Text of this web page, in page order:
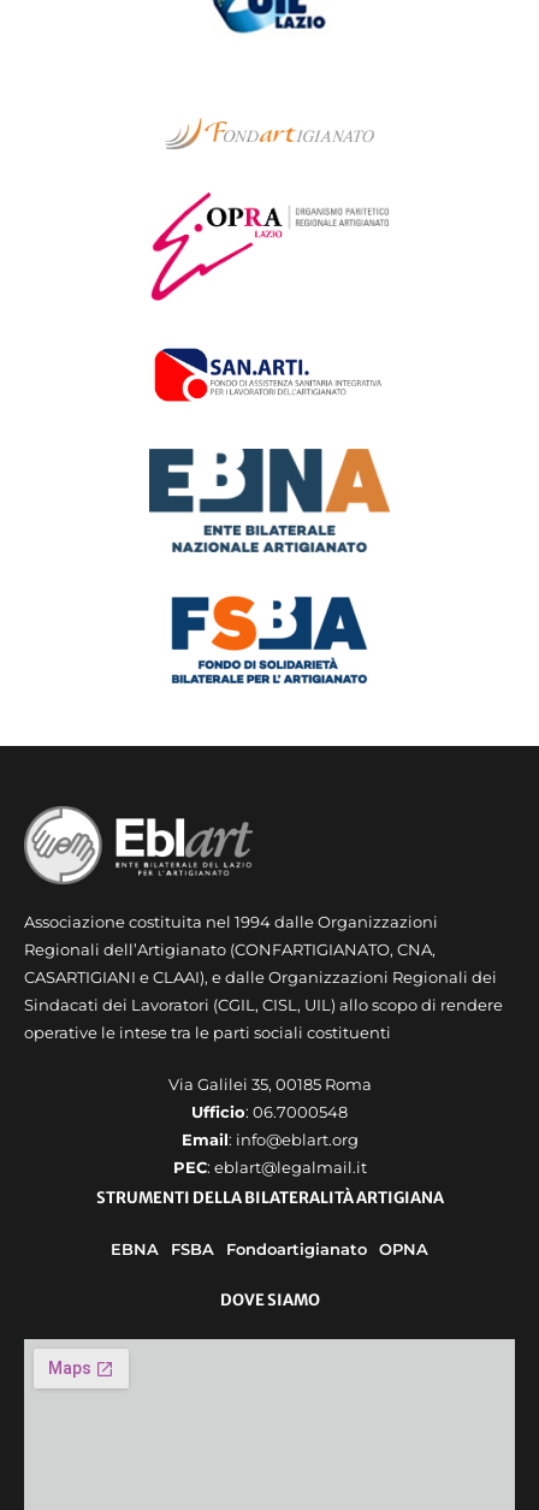
Associazione costituita nel 1994 dalle Organizzazioni
Regionali dell’Artigianato (CONFARTIGIANATO, CNA,
CASARTIGIANI e CLAAI), e dalle Organizzazioni Regionali dei
Sindacati dei Lavoratori (CGIL, CISL, UIL) allo scopo di rendere
operative le intese tra le parti sociali costituenti
Via Galilei 35, 00185 Roma
Ufficio: 06.7000548
Email: info@eblart.org
PEC: eblart@legalmail.it
STRUMENTI DELLA BILATERALITÀ ARTIGIANA
EBNA FSBA Fondoartigianato OPNA
DOVE SIAMO